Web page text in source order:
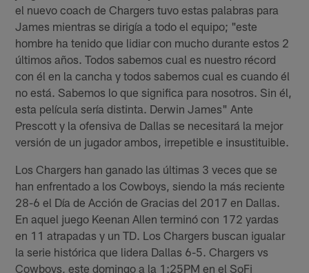
el nuevo coach de Chargers tuvo estas palabras para
James mientras se dirigía a todo el equipo; "este
hombre ha tenido que lidiar con mucho durante estos 2
últimos años. Todos sabemos cual es nuestro récord
con él en la cancha y todos sabemos cual es cuando él
no está. Sabemos lo que significa para nosotros. Sin él,
esta película sería distinta. Derwin James" Ante
Prescott y la ofensiva de Dallas se necesitará la mejor
versión de un jugador ambos, irrepetible e insustituible.
Los Chargers han ganado las últimas 3 veces que se
han enfrentado a los Cowboys, siendo la más reciente
28-6 el Día de Acción de Gracias del 2017 en Dallas.
En aquel juego Keenan Allen terminó con 172 yardas
en 11 atrapadas y un TD. Los Chargers buscan igualar
la serie histórica que lidera Dallas 6-5. Chargers vs
Cowboys, este domingo a la 1:25PM en el SoFi